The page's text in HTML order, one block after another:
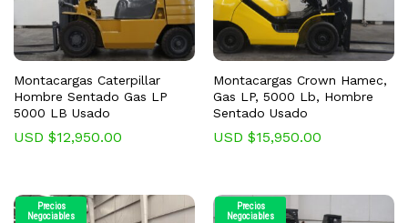
Montacargas Caterpillar
Hombre Sentado Gas LP
5000 LB Usado
USD $12,950.00
Montacargas Crown Hamec,
Gas LP, 5000 Lb, Hombre
Sentado Usado
USD $15,950.00
Precios
Negociables
Precios
Negociables